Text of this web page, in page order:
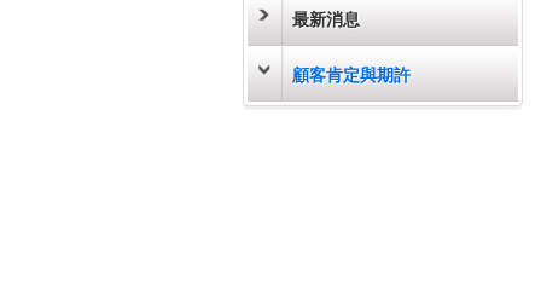
最新消息
顧客肯定與期許